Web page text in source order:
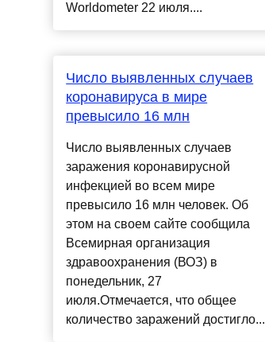
Worldometer 22 июля....
Число выявленных случаев
коронавируса в мире
превысило 16 млн
Число выявленных случаев
заражения коронавирусной
инфекцией во всем мире
превысило 16 млн человек. Об
этом на своем сайте сообщила
Всемирная организация
здравоохранения (ВОЗ) в
понедельник, 27
июля.Отмечается, что общее
количество заражений достигло...